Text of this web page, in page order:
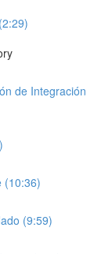
de Integración
(10:36)
(9:59)